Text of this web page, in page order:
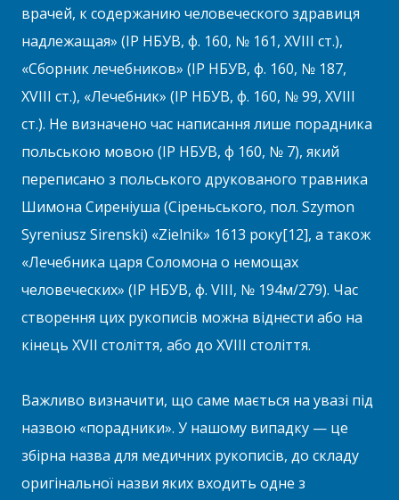
врачей, к содержанию человеческого здравиця
надлежащая» (ІР НБУВ, ф. 160, № 161, XVIII ст.),
«Сборник лечебников» (ІР НБУВ, ф. 160, № 187,
XVIII ст.), «Лечебник» (ІР НБУВ, ф. 160, № 99, XVIII
ст.). Не визначено час написання лише порадника
польською мовою (ІР НБУВ, ф 160, № 7), який
переписано з польського друкованого травника
Шимона Сиреніуша (Сіреньського, пол. Szymon
Syreniusz Sirenski) «Zielnik» 1613 року[12], а також
«Лечебника царя Соломона о немощах
человеческих» (ІР НБУВ, ф. VIII, № 194м/279). Час
створення цих рукописів можна віднести або на
кінець XVII століття, або до XVIII століття.
Важливо визначити, що саме мається на увазі під
назвою «порадники». У нашому випадку — це
збірна назва для медичних рукописів, до складу
оригінальної назви яких входить одне з